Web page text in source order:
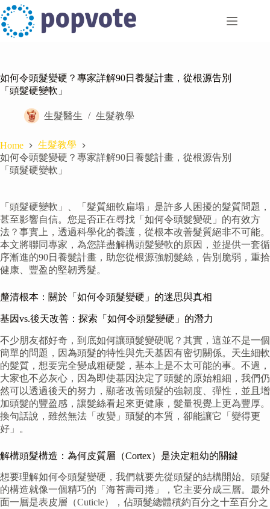
Skip
to
content
如何令頭髮變硬？專家詳解90日養髮計畫，從根源告別
「頭髮硬變軟」
生髮醫生 生髮教學
Home
生髮教學
如何令頭髮變硬？專家詳解90日養髮計畫，從根源告別
「頭髮硬變軟」
「頭髮硬變軟」、「髮質細軟扁塌」是許多人困擾的髮質問題，
甚至影響自信。您是否正在尋找「如何令頭髮變硬」的有效方
法？事實上，透過科學化的養護，從根本改善髮質絕非不可能。
本文將聯同專家，為您詳盡解構頭髮變軟的原因，並提供一套循
序漸進的90日養髮計畫，助您從根源強韌髮絲，告別脆弱，重拾
健康、豐盈的堅韌秀髮。
釐清根本：關於「如何令頭髮變硬」的迷思與真相
基因vs.後天改善：探索「如何令頭髮變硬」的潛力
不少朋友都好奇，到底如何讓頭髮變硬呢？其實，這並不是一個
簡單的問題，因為頭髮的特性與先天基因有密切關係。天生細軟
的髮質，想要完全變成粗硬髮，基本上是不太可能的事。不過，
大家也不必灰心，因為即使基因決定了頭髮的原始粗細，我們仍
然可以透過後天的努力，顯著改善頭髮的強韌度、彈性，並且增
加頭髮的豐盈感，讓髮絲看起來更健康，髮量視覺上更為豐厚。
換句話說，雖然無法「改變」頭髮的本質，卻能讓它「變得更
好」。
解構頭髮構造：為何皮質層（Cortex）是決定粗幼的關鍵
想要理解如何令頭髮變硬，我們就要先從頭髮的結構開始。頭髮
的構造就像一個精巧的「海苔壽司捲」，它主要分成三層。最外
面一層是表皮層（Cuticle），佔頭髮總體積約百分之十至百分之